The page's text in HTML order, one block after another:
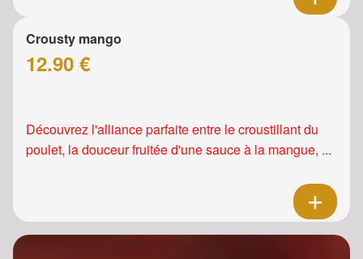
Crousty mango
12.90 €
Découvrez l'alliance parfaite entre le croustillant du
poulet, la douceur fruitée d'une sauce à la mangue, ...